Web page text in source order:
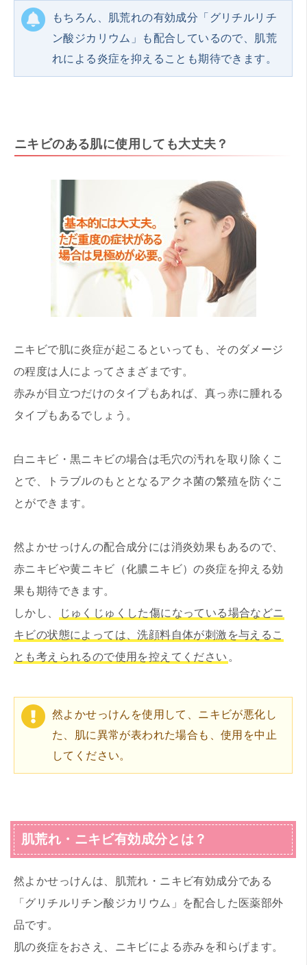
もちろん、肌荒れの有効成分「グリチルリチ
ン酸ジカリウム」も配合しているので、肌荒
れによる炎症を抑えることも期待できます。
ニキビのある肌に使用しても大丈夫？
ニキビで肌に炎症が起こるといっても、そのダメージ
の程度は人によってさまざまです。
赤みが目立つだけのタイプもあれば、真っ赤に腫れる
タイプもあるでしょう。
白ニキビ・黒ニキビの場合は毛穴の汚れを取り除くこ
とで、トラブルのもととなるアクネ菌の繁殖を防ぐこ
とができます。
然よかせっけんの配合成分には消炎効果もあるので、
赤ニキビや黄ニキビ（化膿ニキビ）の炎症を抑える効
果も期待できます。
しかし、
じゅくじゅくした傷になっている場合などニ
キビの状態によっては、洗顔料自体が刺激を与えるこ
とも考えられるので使用を控えてください 。
然よかせっけんを使用して、ニキビが悪化し
た、肌に異常が表われた場合も、使用を中止
してください。
肌荒れ・ニキビ有効成分とは？
然よかせっけんは、肌荒れ・ニキビ有効成分である
「グリチルリチン酸ジカリウム」を配合した医薬部外
品です。
肌の炎症をおさえ、ニキビによる赤みを和らげます。